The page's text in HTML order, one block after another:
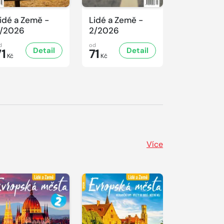
a Země -
2026
Kč
Detail
Lidé a Země -
2/2026
od
71 Kč
Detail
Více